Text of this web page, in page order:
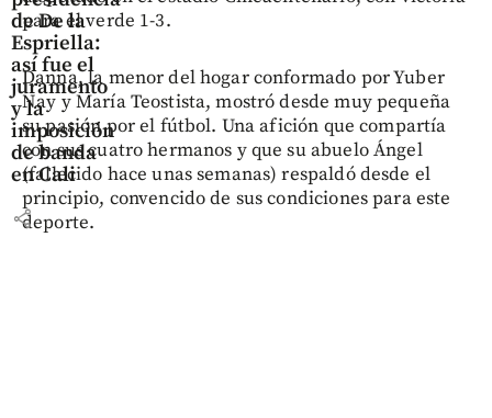
de De la
Espriella:
así fue el
juramento
y la
imposición
de banda
en Cali
share
para el verde 1-3.
Danna, la menor del hogar conformado por Yuber
Nay y María Teostista, mostró desde muy pequeña
su pasión por el fútbol. Una afición que compartía
con sus cuatro hermanos y que su abuelo Ángel
(fallecido hace unas semanas) respaldó desde el
principio, convencido de sus condiciones para este
deporte.